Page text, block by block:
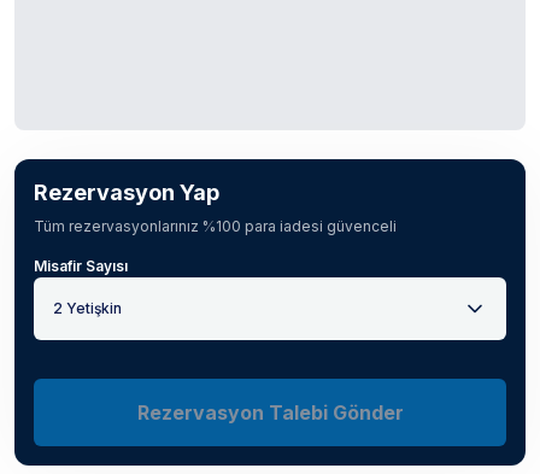
Rezervasyon Yap
Tüm rezervasyonlarınız %100 para iadesi güvenceli
Misafir Sayısı
2 Yetişkin
Rezervasyon Talebi Gönder